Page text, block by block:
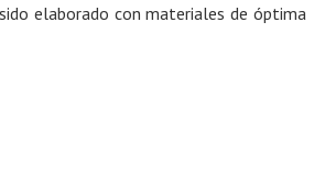
elaborado con materiales de óptima